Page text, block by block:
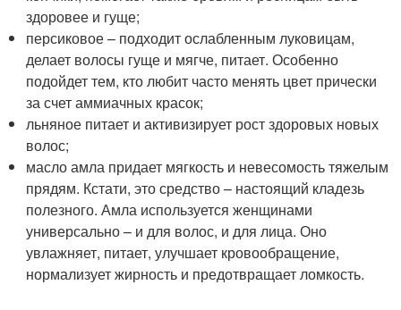
здоровее и гуще;
персиковое – подходит ослабленным луковицам,
делает волосы гуще и мягче, питает. Особенно
подойдет тем, кто любит часто менять цвет прически
за счет аммиачных красок;
льняное питает и активизирует рост здоровых новых
волос;
масло амла придает мягкость и невесомость тяжелым
прядям. Кстати, это средство – настоящий кладезь
полезного. Амла используется женщинами
универсально – и для волос, и для лица. Оно
увлажняет, питает, улучшает кровообращение,
нормализует жирность и предотвращает ломкость.